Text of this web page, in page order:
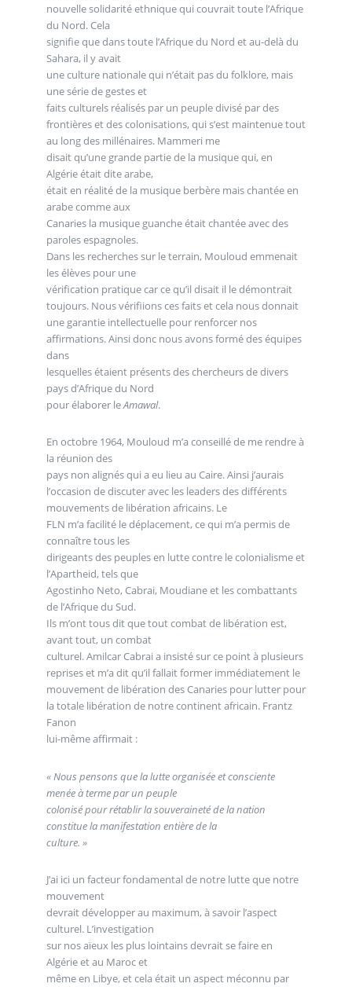
nouvelle solidarité ethnique qui couvrait toute l’Afrique
du Nord. Cela
signifie que dans toute l’Afrique du Nord et au-delà du
Sahara, il y avait
une culture nationale qui n’était pas du folklore, mais
une série de gestes et
faits culturels réalisés par un peuple divisé par des
frontières et des colonisations, qui s’est maintenue tout
au long des millénaires. Mammeri me
disait qu’une grande partie de la musique qui, en
Algérie était dite arabe,
était en réalité de la musique berbère mais chantée en
arabe comme aux
Canaries la musique guanche était chantée avec des
paroles espagnoles.
Dans les recherches sur le terrain, Mouloud emmenait
les élèves pour une
vérification pratique car ce qu’il disait il le démontrait
toujours. Nous vérifiions ces faits et cela nous donnait
une garantie intellectuelle pour renforcer nos
affirmations. Ainsi donc nous avons formé des équipes
dans
lesquelles étaient présents des chercheurs de divers
pays d’Afrique du Nord
pour élaborer leAmawal.
En octobre 1964, Mouloud m’a conseillé de me rendre à
la réunion des
pays non alignés qui a eu lieu au Caire. Ainsi j’aurais
l’occasion de discuter avec les leaders des différents
mouvements de libération africains. Le
FLN m’a facilité le déplacement, ce qui m’a permis de
connaître tous les
dirigeants des peuples en lutte contre le colonialisme et
l’Apartheid, tels que
Agostinho Neto, Cabrai, Moudiane et les combattants
de l’Afrique du Sud.
Ils m’ont tous dit que tout combat de libération est,
avant tout, un combat
culturel. Amilcar Cabrai a insisté sur ce point à plusieurs
reprises et m’a dit qu’il fallait former immédiatement le
mouvement de libération des Canaries pour lutter pour
la totale libération de notre continent africain. Frantz
Fanon
lui-même affirmait :
« Nous pensons que la lutte organisée et consciente
menée à terme par un peuple
colonisé pour rétablir la souveraineté de la nation
constitue la manifestation entière de la
culture. »
J’ai ici un facteur fondamental de notre lutte que notre
mouvement
devrait développer au maximum, à savoir l’aspect
culturel. L’investigation
sur nos aïeux les plus lointains devrait se faire en
Algérie et au Maroc et
même en Libye, et cela était un aspect méconnu par